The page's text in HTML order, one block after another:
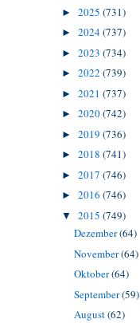
► 2025 (731)
► 2024(737)
► 2023 (734)
► 2022 (739)
► 2021 (737)
► 2020(742)
► 2019 (736)
► 2018 (741)
► 2017 (746)
► 2016 (746)
▼ 2015 (749)
Dezember(64)
November(64)
Oktober(64)
September(59)
August(62)